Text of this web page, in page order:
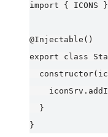
import {
@Injectable()
export class
  }